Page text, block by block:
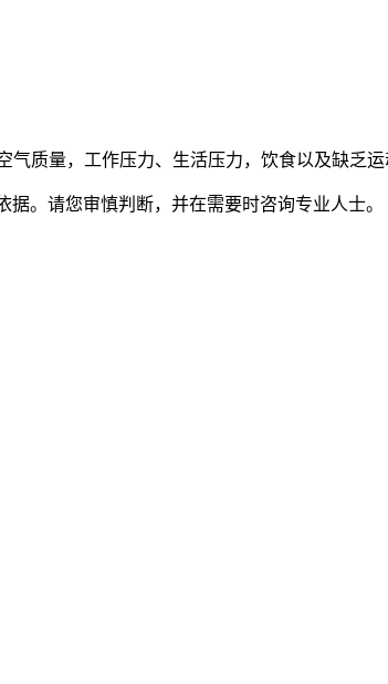
质量，工作压力、生活压力，饮食以及缺乏运
。请您审慎判断，并在需要时咨询专业人士。